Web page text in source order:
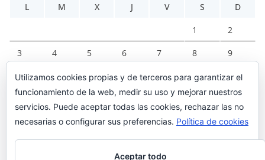
L
M X J V S D
1 2
3 4 5 6 7 8 9
10 11 12 13 14 15 16
17 18 19 20 21 22 23
24 25 26 27 28 29 30
Utilizamos cookies propias y de terceros para garantizar el
funcionamiento de la web, medir su uso y mejorar nuestros
servicios. Puede aceptar todas las cookies, rechazar las no
necesarias o configurar sus preferencias. Política de cookies
Aceptar todo